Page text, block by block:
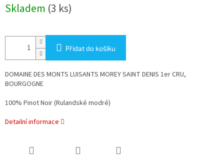
cena:
Skladem (3 ks)
Přidat do košíku
DOMAINE DES MONTS LUISANTS MOREY SAINT DENIS 1er CRU,
BOURGOGNE
100% Pinot Noir (Rulandské modré)
Detailní informace